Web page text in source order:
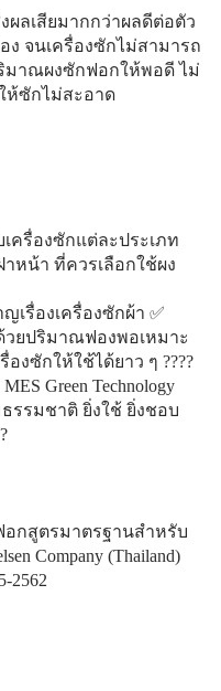
ผลเสียมากกว่าผลดีต่อตัว
ง จนเครื่องซักไม่สามารถ
มาณผงซักฟอกให้พอดี ไม่
ห้ซักไม่สะอาด
ครื่องซักแต่ละประเภท
าหน้า ที่ควรเลือกใช้ผง
เรื่องเครื่องซักผ้า ✅
วยปริมาณฟองพอเหมาะ
งซักให้ใช้ได้ยาว ๆ ????
Green Technology
รรมชาติ ยิ่งใช้ ยิ่งชอบ
กสูตรมาตรฐานสำหรับ
Company (Thailand)
2562